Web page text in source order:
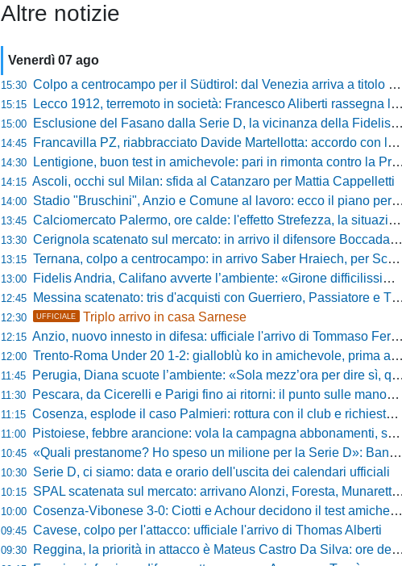
Altre notizie
Venerdì 07 ago
15:30 Colpo a centrocampo per il Südtirol: dal Venezia arriva a titolo definitivo Bjarki Bjarkason
15:15 Lecco 1912, terremoto in società: Francesco Aliberti rassegna le dimissioni da tutte le cariche
15:00 Esclusione del Fasano dalla Serie D, la vicinanza della Fidelis Andria e le parole del presidente Vallarella
14:45 Francavilla PZ, riabbracciato Davide Martellotta: accordo con la Folgore Caratese per il ritorno in prestito
14:30 Lentigione, buon test in amichevole: pari in rimonta contro la Primavera del Sassuolo
14:15 Ascoli, occhi sul Milan: sfida al Catanzaro per Mattia Cappelletti
14:00 Stadio "Bruschini", Anzio e Comune al lavoro: ecco il piano per far rientrare i tifosi
13:45 Calciomercato Palermo, ore calde: l'effetto Strefezza, la situazione Segre e i nomi per l'attacco
13:30 Cerignola scatenato sul mercato: in arrivo il difensore Boccadamo a titolo temporaneo
13:15 Ternana, colpo a centrocampo: in arrivo Saber Hraiech, per Scappini si attende l'accordo
13:00 Fidelis Andria, Califano avverte l’ambiente: «Girone difficilissimo, affascinante e bellissimo: non prometto risultati»
12:45 Messina scatenato: tris d'acquisti con Guerriero, Passiatore e Theodore
12:30 UFFICIALE Triplo arrivo in casa Sarnese
12:15 Anzio, nuovo innesto in difesa: ufficiale l'arrivo di Tommaso Ferraro
12:00 Trento-Roma Under 20 1-2: gialloblù ko in amichevole, prima apparizione per Caia
11:45 Perugia, Diana scuote l’ambiente: «Sola mezz’ora per dire sì, qui per costruire una squadra da livello»
11:30 Pescara, da Cicerelli e Parigi fino ai ritorni: il punto sulle manovre del Delfino
11:15 Cosenza, esplode il caso Palmieri: rottura con il club e richiesta di cessione
11:00 Pistoiese, febbre arancione: vola la campagna abbonamenti, superata quota 750 tessere
10:45 «Quali prestanome? Ho speso un milione per la Serie D»: Bandecchi rompe il silenzio sul futuro della Ternana
10:30 Serie D, ci siamo: data e orario dell'uscita dei calendari ufficiali
10:15 SPAL scatenata sul mercato: arrivano Alonzi, Foresta, Munaretto e Tobia
10:00 Cosenza-Vibonese 3-0: Ciotti e Achour decidono il test amichevole di Lorica
09:45 Cavese, colpo per l'attacco: ufficiale l'arrivo di Thomas Alberti
09:30 Reggina, la priorità in attacco è Mateus Castro Da Silva: ore decisive per la fumata bianca